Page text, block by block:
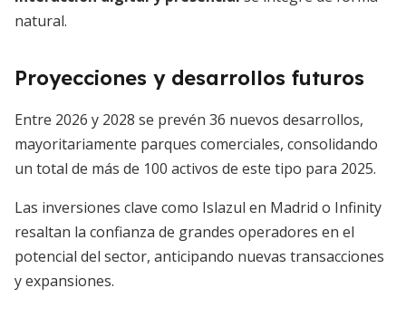
natural.
Proyecciones y desarrollos futuros
Entre 2026 y 2028 se prevén 36 nuevos desarrollos,
mayoritariamente parques comerciales, consolidando
un total de más de 100 activos de este tipo para 2025.
Las inversiones clave como Islazul en Madrid o Infinity
resaltan la confianza de grandes operadores en el
potencial del sector, anticipando nuevas transacciones
y expansiones.